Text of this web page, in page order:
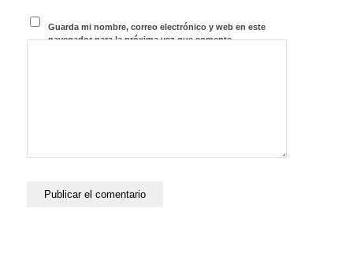
Guarda mi nombre, correo electrónico y web en este
navegador para la próxima vez que comente.